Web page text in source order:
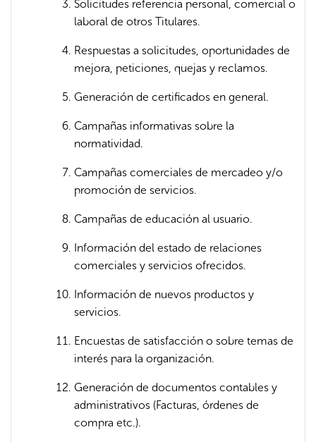
Solicitudes referencia personal, comercial o
laboral de otros Titulares.
Respuestas a solicitudes, oportunidades de
mejora, peticiones, quejas y reclamos.
Generación de certificados en general.
Campañas informativas sobre la
normatividad.
Campañas comerciales de mercadeo y/o
promoción de servicios.
Campañas de educación al usuario.
Información del estado de relaciones
comerciales y servicios ofrecidos.
Información de nuevos productos y
servicios.
Encuestas de satisfacción o sobre temas de
interés para la organización.
Generación de documentos contables y
administrativos (Facturas, órdenes de
compra etc.).